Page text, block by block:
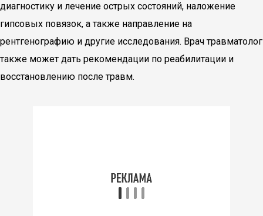
диагностику и лечение острых состояний, наложение
гипсовых повязок, а также направление на
рентгенографию и другие исследования. Врач травматолог
также может дать рекомендации по реабилитации и
восстановлению после травм.